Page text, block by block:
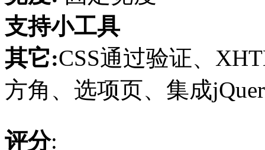
支持小工具
其它:CSS通过验证、
方角、选项页、集成
评分: